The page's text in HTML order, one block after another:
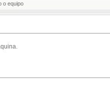
o equipo